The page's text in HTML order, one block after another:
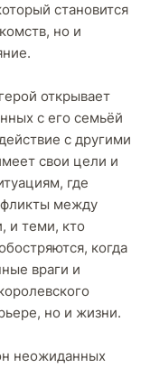
становится
но и
открывает
с его семьёй
с другими
свои цели и
где
между
и теми, кто
когда
враги и
но и жизни.
неожиданных